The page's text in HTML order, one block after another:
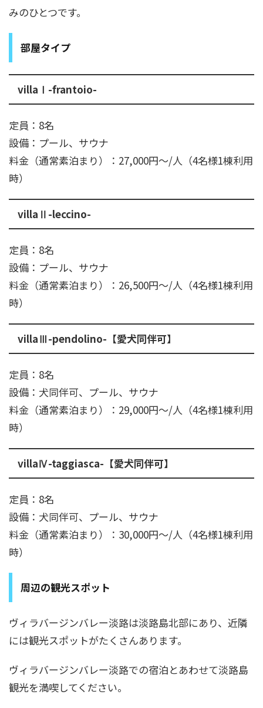
みのひとつです。
部屋タイプ
villaⅠ-frantoio-
定員：8名
設備：プール、サウナ
料金（通常素泊まり）：27,000円～/人（4名様1棟利用
時）
villaⅡ-leccino-
定員：8名
設備：プール、サウナ
料金（通常素泊まり）：26,500円～/人（4名様1棟利用
時）
villaⅢ-pendolino-【愛犬同伴可】
定員：8名
設備：犬同伴可、プール、サウナ
料金（通常素泊まり）：29,000円～/人（4名様1棟利用
時）
villaⅣ-taggiasca-【愛犬同伴可】
定員：8名
設備：犬同伴可、プール、サウナ
料金（通常素泊まり）：30,000円～/人（4名様1棟利用
時）
周辺の観光スポット
ヴィラバージンバレー淡路は淡路島北部にあり、近隣
には観光スポットがたくさんあります。
ヴィラバージンバレー淡路での宿泊とあわせて淡路島
観光を満喫してください。